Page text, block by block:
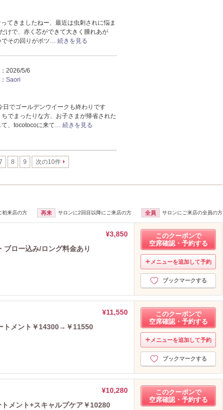
てきましたねー、最近は虫刺されに悩ま
けで、赤く芯ができて大きく腫れあが
その回りがポツ… 続きを見る
2026/5/6
Saori
日でゴールデンウイークも終わりです
でまったりな方、お子さまが帰省された
、tocotocoに来て… 続きを見る
8 9 次の10件
初来店の方 再来 サロンに2回目以降にご来店の方 全員 サロンにご来店の全員の方
¥3,850
ロー込み/ロング料金あり
このクーポンで
空席確認・予約する
メニューを追加して予約
ブックマークする
¥11,550
トメント￥14300→￥11550
このクーポンで
空席確認・予約する
メニューを追加して予約
ブックマークする
¥10,280
メント+スキャルプケア￥10280
このクーポンで
空席確認・予約する